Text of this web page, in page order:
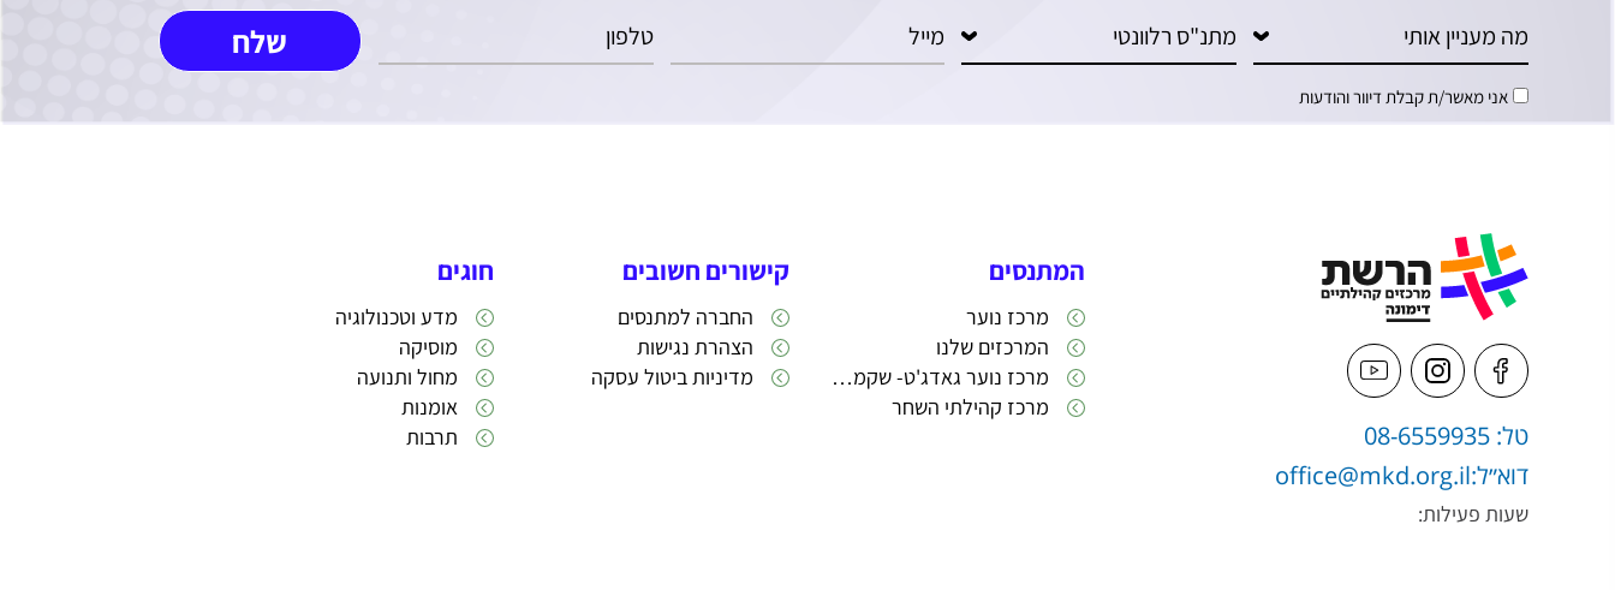
אני מאשר/ת קבלת דיוור והודעות
טל: 08-6559935
דוא״ל:office@mkd.org.il
שעות פעילות:
המתנסים
מרכז נוער
המרכזים שלנו
מרכז נוער גאדג'ט- שקמה 22
מרכז קהילתי השחר
קישורים חשובים
החברה למתנסים
הצהרת נגישות
מדיניות ביטול עסקה
חוגים
מדע וטכנולוגיה
מוסיקה
מחול ותנועה
אומנות
תרבות